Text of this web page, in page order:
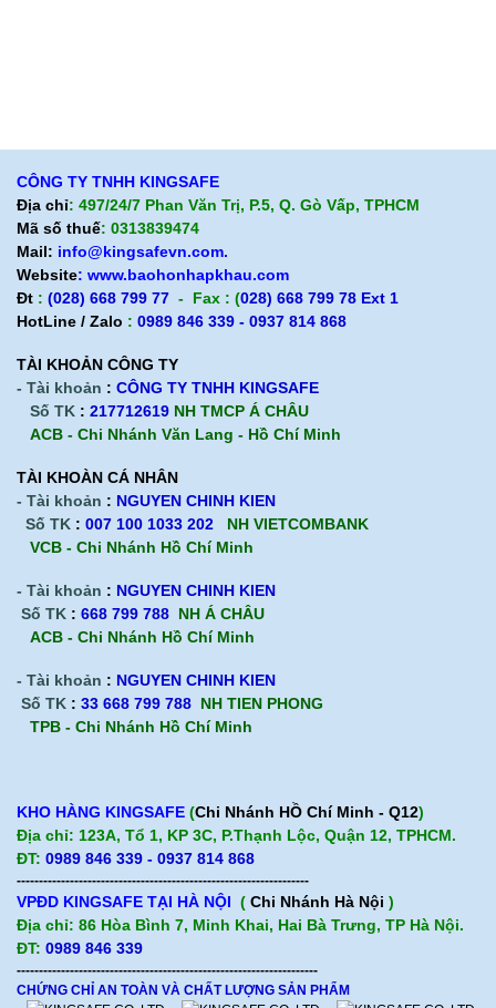
CÔNG TY TNHH KINGSAFE
Địa chỉ: 497/24/7 Phan Văn Trị, P.5, Q. Gò Vấp, TPHCM
Mã số thuế: 0313839474
Mail: info@kingsafevn.com.
Website: www.baohonhapkhau.com
Đt : (028) 668 799 77 - Fax : (028) 668 799 78 Ext 1
HotLine / Zalo : 0989 846 339 - 0937 814 868
TÀI KHOẢN CÔNG TY
- Tài khoản : CÔNG TY TNHH KINGSAFE
Số TK : 217712619 NH TMCP Á CHÂU
ACB - Chi Nhánh Văn Lang - Hồ Chí Minh
TÀI KHOÀN CÁ NHÂN
- Tài khoản : NGUYEN CHINH KIEN
Số TK : 007 100 1033 202
NH VIETCOMBANK
VCB - Chi Nhánh Hồ Chí Minh
- Tài khoản : NGUYEN CHINH KIEN
Số TK : 668 799 788 NH Á CHÂU
ACB - Chi Nhánh Hồ Chí Minh
- Tài khoản : NGUYEN CHINH KIEN
Số TK : 33 668 799 788 NH TIEN PHONG
TPB - Chi Nhánh Hồ Chí Minh
KHO HÀNG KINGSAFE (Chi Nhánh HỒ Chí Minh - Q12)
Địa chỉ: 123A, Tổ 1, KP 3C, P.Thạnh Lộc, Quận 12, TPHCM.
ĐT: 0989 846 339 - 0937 814 868
------------------------------------------------------------------
VPĐD KINGSAFE TẠI HÀ NỘI ( Chi Nhánh Hà Nội )
Địa chỉ: 86 Hòa Bình 7, Minh Khai, Hai Bà Trưng, TP Hà Nội.
ĐT: 0989 846 339
--------------------------------------------------------------------
CHỨNG CHỈ AN TOÀN VÀ CHẤT LƯỢNG SẢN PHẨM